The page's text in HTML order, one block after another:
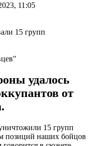
11:05
удалось
от
15 групп
позиций наших бойцов